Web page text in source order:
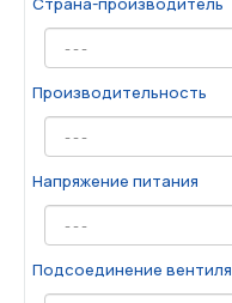
Производительность
Напряжение питания
Подсоединение вентиля